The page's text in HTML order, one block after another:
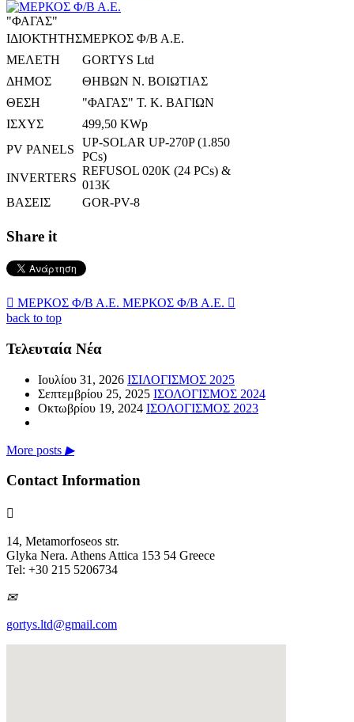
"ΦΑΓΑΣ"
ΙΔΙΟΚΤΗΤΗΣΜΕΡΚΟΣ Φ/Β Α.Ε.
ΜΕΛΕΤΗ
GORTYS Ltd
ΔΗΜΟΣ
ΘΗΒΩΝ Ν. ΒΟΙΩΤΙΑΣ
ΘΕΣΗ
"ΦΑΓΑΣ" Τ. Κ. ΒΑΓΙΩΝ
ΙΣΧΥΣ
499,50 KWp
PV PANELS
UP-SOLAR UP-270P (1.850
PCs)
INVERTERS
REFUSOL 020K (24 PCs) &
013K
ΒΑΣΕΙΣ
GOR-PV-8
Share it
 ΜΕΡΚΟΣ Φ/Β Α.Ε. ΜΕΡΚΟΣ Φ/Β Α.Ε. 
back to top
Τελευταία Νέα
Ιουλίου 31, 2026 ΙΣΙΛΟΓΙΣΜΟΣ 2025
Σεπτεμβρίου 25, 2025 ΙΣΟΛΟΓΙΣΜΟΣ 2024
Οκτωβρίου 19, 2024 ΙΣΟΛΟΓΙΣΜΟΣ 2023
More posts ▶
Contact Information

14, Metamorfoseos str.
Glyka Nera. Athens Attica 153 54 Greece
Tel: +30 215 5206734
✉
gortys.ltd@gmail.com